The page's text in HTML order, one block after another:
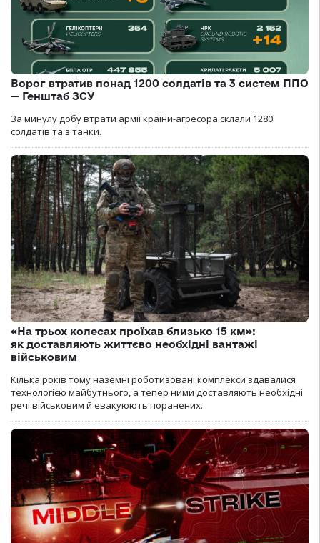
Ворог втратив понад 1200 солдатів та 3 систем ППО
— Генштаб ЗСУ
За минулу добу втрати армії країни-агресора склали 1280
солдатів та з танки.
«На трьох колесах проїхав близько 15 км»:
як доставляють життєво необхідні вантажі
військовим
Кілька років тому наземні роботизовані комплекси здавалися
технологією майбутнього, а тепер ними доставляють необхідні
речі військовим й евакуюють поранених.